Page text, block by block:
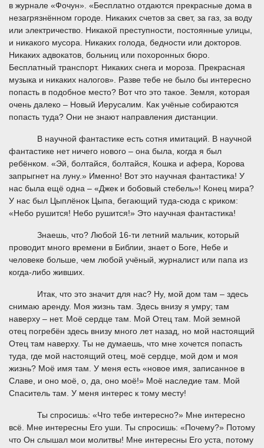
в журнале «Фочун». «Бесплатно отдаются прекрасные дома в
незагрязнённом городе. Никаких счетов за свет, за газ, за воду
или электричество. Никакой преступности, постоянные улицы,
и никакого мусора. Никаких голода, бедности или докторов.
Никаких адвокатов, больниц или похоронных бюро.
Бесплатный транспорт. Никаких снега и мороза. Прекрасная
музыка и никаких налогов». Разве тебе не было бы интересно
попасть в подобное место? Вот что это такое. Земля, которая
очень далеко – Новый Иерусалим. Как учёные собираются
попасть туда? Они не знают направления дистанции.
В научной фантастике есть сотня имитаций. В научной
фантастике нет ничего нового – она была, когда я был
ребёнком. «Эй, болтайся, болтайся, Кошка и афера, Корова
запрыгнет на луну.» Именно! Вот это научная фантастика! У
нас была ещё одна – «Джек и бобовый стебель»! Конец мира?
У нас был Цыплёнок Цыпа, бегающий туда-сюда с криком:
«Небо рушится! Небо рушится!» Это научная фантастика!
Знаешь, что? Любой 16-ти летний мальчик, который
проводит много времени в Библии, знает о Боге, Небе и
человеке больше, чем любой учёный, журналист или папа из
когда-либо живших.
Итак, что это значит для нас? Ну, мой дом там – здесь
снимаю аренду. Моя жизнь там. Здесь внизу я умру; там
наверху – нет. Моё сердце там. Мой Отец там. Мой земной
отец погребён здесь внизу много лет назад, но мой настоящий
Отец там наверху. Ты не думаешь, что мне хочется попасть
туда, где мой настоящий отец, моё сердце, мой дом и моя
жизнь? Моё имя там. У меня есть «новое имя, записанное в
Славе, и оно моё, о, да, оно моё!» Моё наследие там. Мой
Спаситель там. У меня интерес к тому месту!
Ты спросишь: «Что тебе интересно?» Мне интересно
всё. Мне интересны Его уши. Ты спросишь: «Почему?» Потому
что Он слышал мои молитвы! Мне интересны Его уста, потому